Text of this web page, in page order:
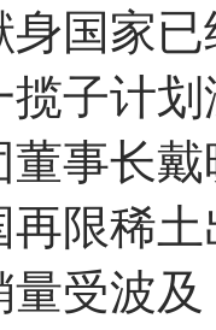
身国家
子计
董事长
再限稀
量受波